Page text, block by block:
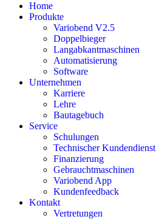
Home
Produkte
Variobend V2.5
Doppelbieger
Langabkantmaschinen
Automatisierung
Software
Unternehmen
Karriere
Lehre
Bautagebuch
Service
Schulungen
Technischer Kundendienst
Finanzierung
Gebrauchtmaschinen
Variobend App
Kundenfeedback
Kontakt
Vertretungen